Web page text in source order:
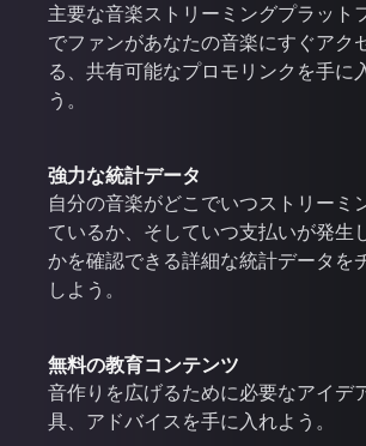
主要な音楽ストリーミングプラット
でファンがあなたの音楽にすぐアク
る、共有可能なプロモリンクを手に
う。
強力な統計データ
自分の音楽がどこでいつストリーミ
ているか、そしていつ支払いが発生
かを確認できる詳細な統計データを
しよう。
無料の教育コンテンツ
音作りを広げるために必要なアイデ
具、アドバイスを手に入れよう。